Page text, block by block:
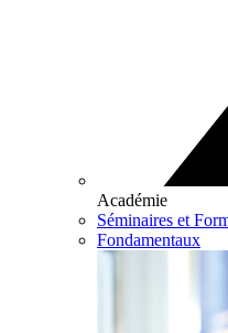
Académie
Séminaires et
Fondamentaux